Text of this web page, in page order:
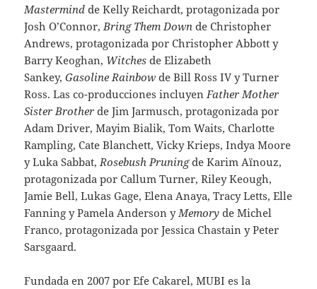
Mastermind de Kelly Reichardt, protagonizada por
Josh O’Connor, Bring Them Downde Christopher
Andrews, protagonizada por Christopher Abbott y
Barry Keoghan, Witches de Elizabeth
Sankey,Gasoline Rainbowde Bill Ross IV y Turner
Ross. Las co-producciones incluyen Father Mother
Sister Brother de Jim Jarmusch, protagonizada por
Adam Driver, Mayim Bialik, Tom Waits, Charlotte
Rampling, Cate Blanchett, Vicky Krieps, Indya Moore
y Luka Sabbat, Rosebush Pruningde Karim Aïnouz,
protagonizada por Callum Turner, Riley Keough,
Jamie Bell, Lukas Gage, Elena Anaya, Tracy Letts, Elle
Fanning y Pamela Anderson y Memory de Michel
Franco, protagonizada por Jessica Chastain y Peter
Sarsgaard.
Fundada en 2007 por Efe Cakarel, MUBI es la